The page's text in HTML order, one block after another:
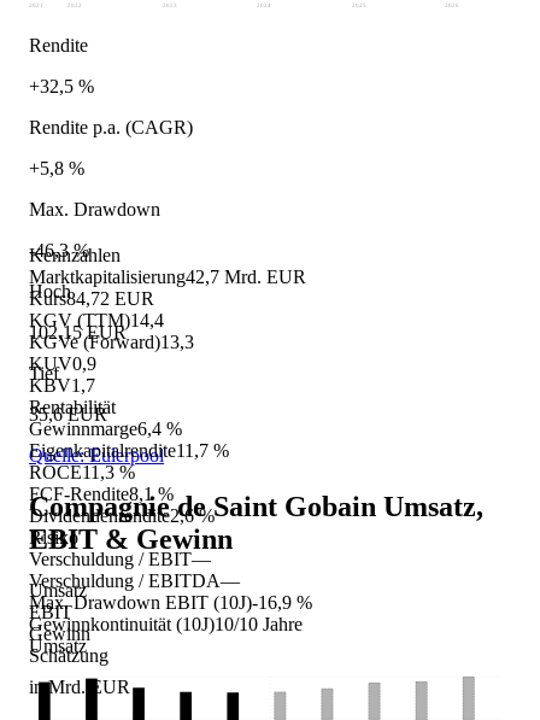
Kennzahlen
Marktkapitalisierung42,7 Mrd. EUR
Kurs84,72 EUR
KGV (TTM)14,4
KGVe (Forward)13,3
KUV0,9
KBV1,7
Rentabilität
Gewinnmarge6,4 %
Eigenkapitalrendite11,7 %
ROCE11,3 %
FCF-Rendite8,1 %
Dividendenrendite2,6 %
Risiko
Verschuldung / EBIT—
Verschuldung / EBITDA—
Max. Drawdown EBIT (10J)-16,9 %
Gewinnkontinuität (10J)10/10 Jahre
Umsatz
in Mrd. EUR
2021 2022 2023 2024 2025 2026
Rendite
+32,5 %
Rendite p.a. (CAGR)
+5,8 %
Max. Drawdown
-46,3 %
Hoch
102,15 EUR
Tief
35,6 EUR
Quelle: Eulerpool
Compagnie de Saint Gobain Umsatz,
EBIT & Gewinn
Umsatz
EBIT
Gewinn
Schätzung